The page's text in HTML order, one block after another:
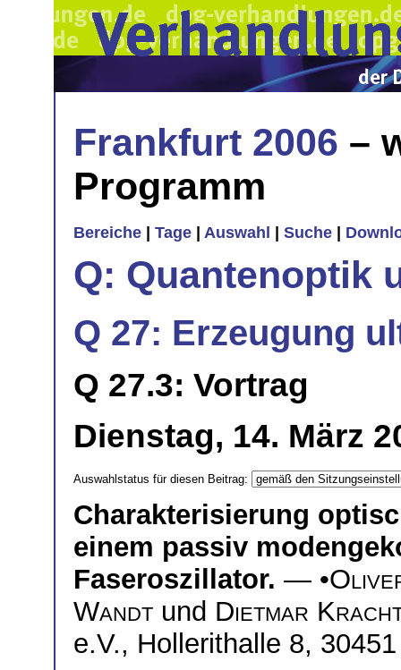
Frankfurt 2006 –
Programm
Bereiche Tage Auswahl Suche
Q: Quantenoptik
Q 27: Erzeugung
Q 27.3: Vortrag
Dienstag, 14. März
Auswahlstatus für diesen Beitrag:
Charakterisierung
einem passiv
Faseroszillator. — •
Wandt und Dietmar
e.V., Hollerithalle 8,